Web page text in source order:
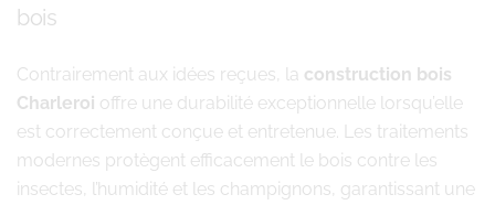
bois
Contrairement aux idées reçues, la construction bois
Charleroi offre une durabilité exceptionnelle lorsqu’elle
est correctement conçue et entretenue. Les traitements
modernes protègent efficacement le bois contre les
insectes, l’humidité et les champignons, garantissant une